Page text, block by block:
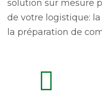
solution sur mesure
de votre logistique:
la préparation de